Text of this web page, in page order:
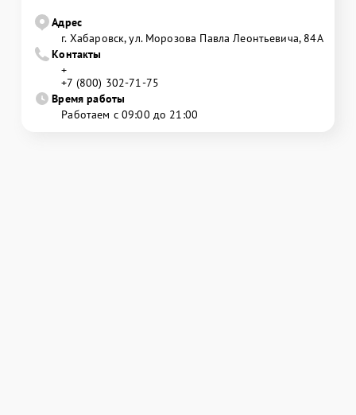
Адрес
г. Хабаровск, ул. Морозова Павла Леонтьевича, 84А
Контакты
+
+7 (800) 302-71-75
Время работы
Работаем с 09:00 до 21:00